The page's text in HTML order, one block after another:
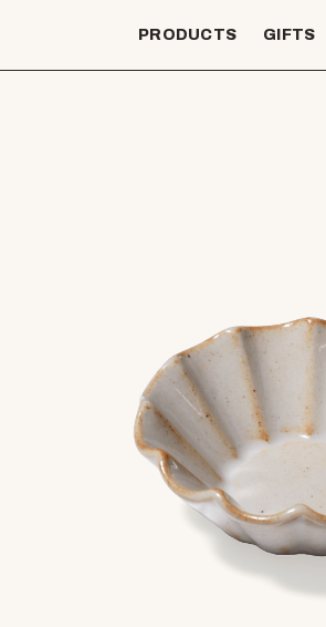
PRODUCTS GIFTS